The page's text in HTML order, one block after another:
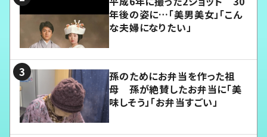
年後の姿に…「美男美女」「こん
な夫婦になりたい」
孫のためにお弁当を作った祖
母 孫が絶賛したお弁当に「美
味しそう」「お弁当すごい」